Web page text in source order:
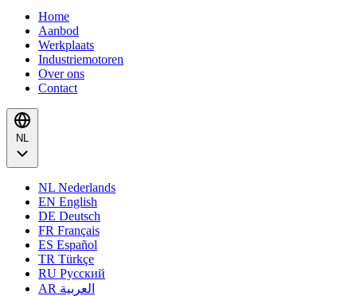
Home
Aanbod
Werkplaats
Industriemotoren
Over ons
Contact
NL
NL Nederlands
EN English
DE Deutsch
FR Français
ES Español
TR Türkçe
RU Русский
AR العربية